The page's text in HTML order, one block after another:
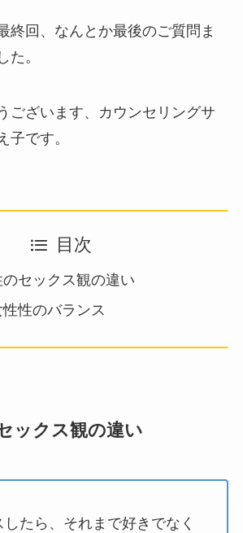
終回、なんとか最後のご質問ま
た。
ございます、カウンセリングサ
子です。
目次
セックス観の違い
性のバランス
ックス観の違い
したら、それまで好きでなく